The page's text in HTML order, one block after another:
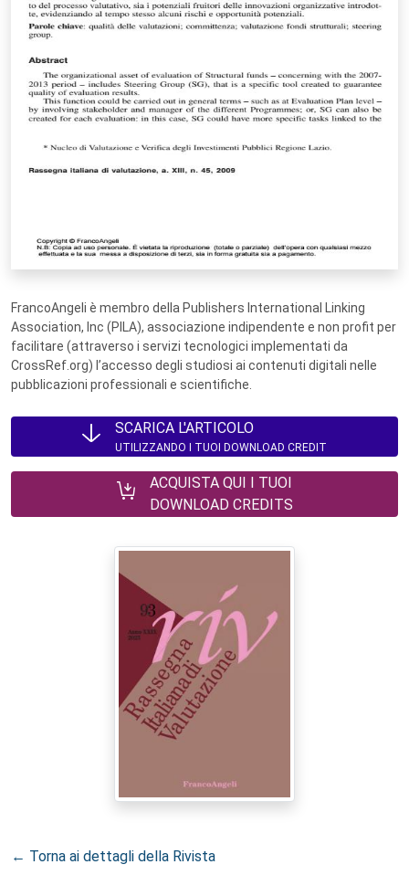
FrancoAngeli è membro della Publishers International Linking
Association, Inc (PILA), associazione indipendente e non profit per
facilitare (attraverso i servizi tecnologici implementati da
CrossRef.org) l’accesso degli studiosi ai contenuti digitali nelle
pubblicazioni professionali e scientifiche.
SCARICA L'ARTICOLO
UTILIZZANDO I TUOI DOWNLOAD CREDIT
ACQUISTA QUI I TUOI
DOWNLOAD CREDITS
← Torna ai dettagli della Rivista